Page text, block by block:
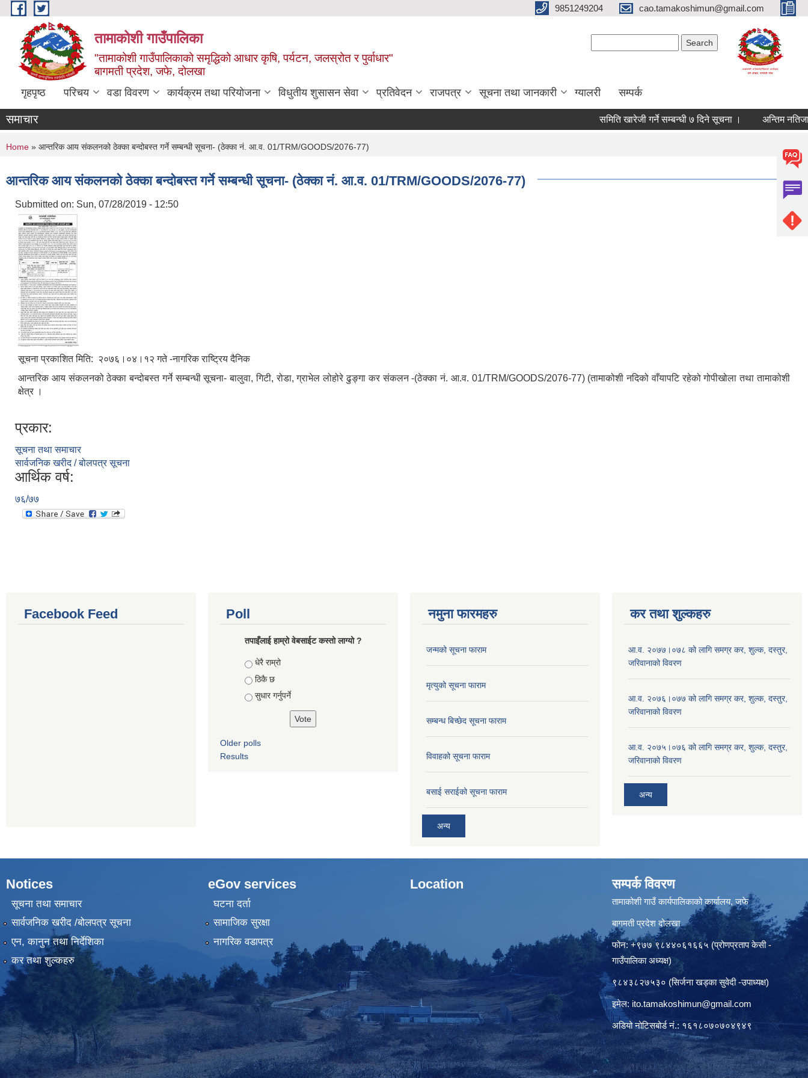
Skip to main content 9851249204 cao.tamakoshimun@gmail.com
तामाकोशी गाउँपालिका
"तामाकोशी गाउँपालिकाको समृद्धिको आधार कृषि, पर्यटन, जलस्रोत र पुर्वाधार"
बागमती प्रदेश, जफे, दोलखा
गृहपृष्ठ परिचय वडा विवरण कार्यक्रम तथा परियोजना विधुतीय शुसासन सेवा प्रतिवेदन राजपत्र सूचना तथा जानकारी ग्यालरी सम्पर्क
समाचार समिति खारेजी गर्ने सम्बन्धी ७ दिने सूचना । अन्तिम नतिजा
You are here
Home » आन्तरिक आय संकलनको ठेक्का बन्दोबस्त गर्ने सम्बन्धी सूचना- (ठेक्का नं. आ.व. 01/TRM/GOODS/2076-77)
आन्तरिक आय संकलनको ठेक्का बन्दोबस्त गर्ने सम्बन्धी सूचना- (ठेक्का नं. आ.व. 01/TRM/GOODS/2076-77)
Submitted on: Sun, 07/28/2019 - 12:50
सूचना प्रकाशित मिति: २०७६।०४।१२ गते -नागरिक राष्ट्रिय दैनिक
आन्तरिक आय संकलनको ठेक्का बन्दोबस्त गर्ने सम्बन्धी सूचना- बालुवा, गिटी, रोडा, ग्राभेल लोहोरे ढुङ्गा कर संकलन -(ठेक्का नं. आ.व. 01/TRM/GOODS/2076-77) (तामाकोशी नदिको वाँयापटि रहेको गोपीखोला तथा तामाकोशी
क्षेत्र ।
प्रकार:
सूचना तथा समाचार
सार्वजनिक खरीद / बोलपत्र सूचना
आर्थिक वर्ष:
७६/७७
Facebook Feed Poll
तपाइँलाई हाम्रो वेबसाईट कस्तो लाग्यो ?
Choices
धेरै राम्रो
ठिकै छ
सुधार गर्नुपर्ने
Older polls
Results
नमुना फारमहरु
जन्मको सूचना फाराम
मृत्युको सूचना फाराम
सम्बन्ध बिच्छेद सूचना फाराम
विवाहको सूचना फाराम
बसाई सराईको सूचना फाराम
अन्य
कर तथा शुल्कहरु
आ.व. २०७७।०७८ को लागि समग्र कर, शुल्क, दस्तुर,
जरिवानाको विवरण
आ.व. २०७६।०७७ को लागि समग्र कर, शुल्क, दस्तुर,
जरिवानाको विवरण
आ.व. २०७५।०७६ को लागि समग्र कर, शुल्क, दस्तुर,
जरिवानाको विवरण
अन्य
Notices
सूचना तथा समाचार
सार्वजनिक खरीद /बोलपत्र सूचना
एन, कानुन तथा निर्देशिका
कर तथा शुल्कहरु
eGov services
घटना दर्ता
सामाजिक सुरक्षा
नागरिक वडापत्र
Location सम्पर्क विवरण
तामाकोशी गाउँ कार्यपालिकाको कार्यालय, जफे
बागमती प्रदेश दोलखा
फोन: +९७७ ९८४४०६१६६५ (प्रोणप्रताप केसी -
गाउँपालिका अध्यक्ष)
९८४३८२७५३० (सिर्जना खड्का सुवेदी -उपाध्यक्ष)
इमेल: ito.tamakoshimun@gmail.com
अडियो नोटिसबोर्ड नं.: १६१८०७०७०४९४९